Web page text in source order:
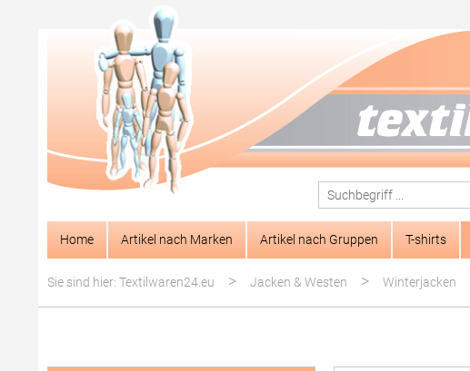
Zur Hauptnavigation springen
Home Artikel nach Marken Artikel nach Gruppen T-shirts
Sie sind hier: Textilwaren24.eu > Jacken & Westen > Winterjacken